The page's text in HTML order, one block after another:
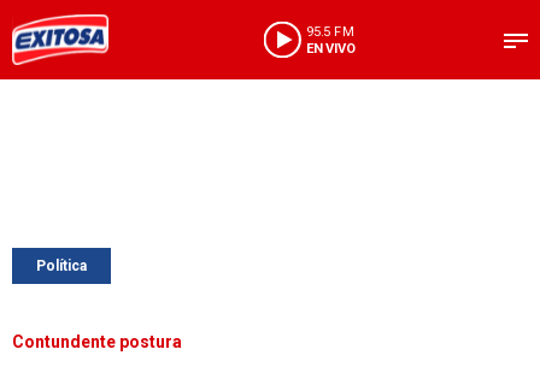
95.5 FM
EN VIVO
Política
Contundente postura